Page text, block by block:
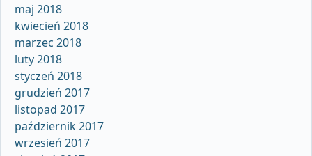
maj 2018
kwiecień 2018
marzec 2018
luty 2018
styczeń 2018
grudzień 2017
listopad 2017
październik 2017
wrzesień 2017